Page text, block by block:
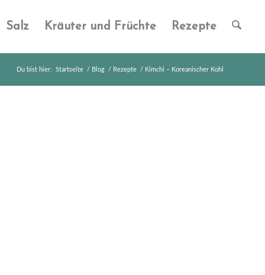
Salz Kräuter und Früchte Rezepte
Du bist hier: Startseite / Blog / Rezepte / Kimchi – Koreanischer Kohl